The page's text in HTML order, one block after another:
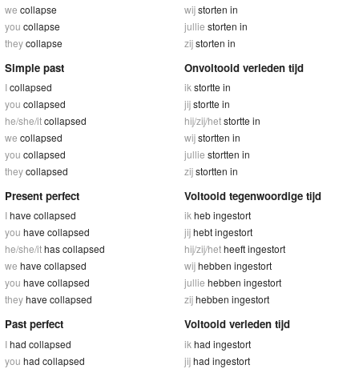
we collapse
you collapse
theycollapse
wijstorten in
jullie storten in
zijstorten in
Simple past
Icollapsed
you collapsed
he/she/itcollapsed
we collapsed
you collapsed
theycollapsed
Onvoltooid verleden tijd
ik stortte in
jijstortte in
hij/zij/hetstortte in
wijstortten in
jullie stortten in
zijstortten in
Present perfect
Ihave collapsed
you have collapsed
he/she/ithas collapsed
we have collapsed
you have collapsed
theyhave collapsed
Voltooid tegenwoordige tijd
ikheb ingestort
jijhebt ingestort
hij/zij/hetheeft ingestort
wijhebben ingestort
jullie hebben ingestort
zijhebben ingestort
Past perfect
Ihad collapsed
you had collapsed
Voltooid verleden tijd
ik had ingestort
jijhad ingestort